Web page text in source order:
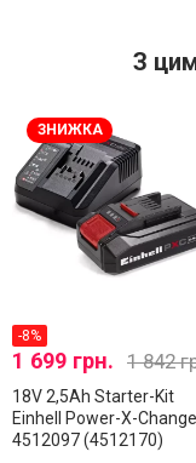
З
ЗНИЖКА
-8%
1 699 грн. 1 842
18V 2,5Аh Starter-Kit
Einhell Power-X-Change
4512097 (4512170)